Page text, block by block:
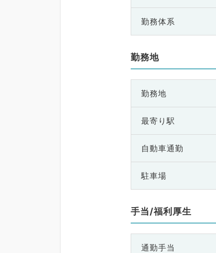
勤務体系
勤務地
勤務地
最寄り駅
自動車通勤
駐車場
手当/福利厚生
通勤手当